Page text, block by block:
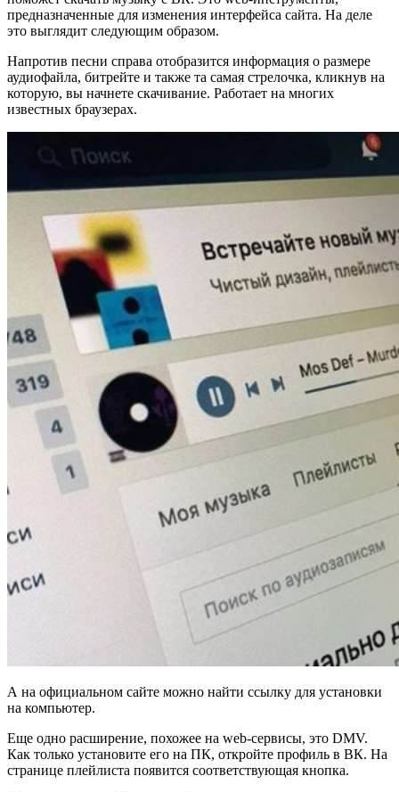
предназначенные для изменения интерфейса сайта. На деле
это выглядит следующим образом.
Напротив песни справа отобразится информация о размере
аудиофайла, битрейте и также та самая стрелочка, кликнув на
которую, вы начнете скачивание. Работает на многих
известных браузерах.
А на официальном сайте можно найти ссылку для установки
на компьютер.
Еще одно расширение, похожее на web-сервисы, это DMV.
Как только установите его на ПК, откройте профиль в ВК. На
странице плейлиста появится соответствующая кнопка.